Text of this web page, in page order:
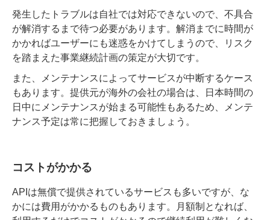
発生したトラブルは自社では対応できないので、不具合
が解消するまで待つ必要があります。解消までに時間が
かかればユーザーにも迷惑をかけてしまうので、リスク
を踏まえた事業継続計画の策定が大切です。
また、メンテナンスによってサービスが中断するケース
もあります。提供元が海外の会社の場合は、日本時間の
日中にメンテナンスが始まる可能性もあるため、メンテ
ナンス予定は常に把握しておきましょう。
コストがかかる
APIは無償で提供されているサービスも多いですが、な
かには費用がかかるものもあります。月額制となれば、